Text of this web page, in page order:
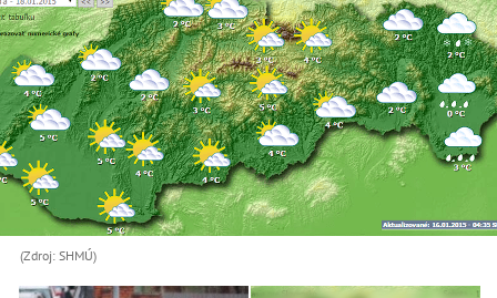
(Zdroj: SHMÚ)